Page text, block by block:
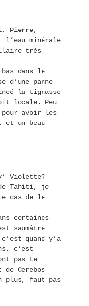
Pierre,
minérale
très
dans le
d’une panne
la tignasse
locale. Peu
pour avoir les
un beau
Violette?
de Tahiti, je
cas de le
certaines
saumâtre
quand y’a
c’est
pas te
de Cerebos
plus, faut pas